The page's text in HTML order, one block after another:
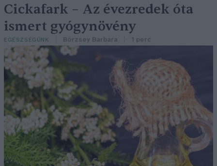
Cickafark – Az évezredek óta
ismert gyógynövény
EGÉSZSÉGÜNK Börzsey Barbara 1 perc